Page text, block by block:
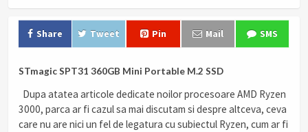
Share Tweet Pin Mail SMS
STmagic SPT31 360GB Mini Portable M.2 SSD
Dupa atatea articole dedicate noilor procesoare AMD Ryzen
3000, parca ar fi cazul sa mai discutam si despre altceva, ceva
care nu are nici un fel de legatura cu subiectul Ryzen, cum ar fi